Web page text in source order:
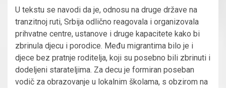
U tekstu se navodi da je, odnosu na druge države na
tranzitnoj ruti, Srbija odlično reagovala i organizovala
prihvatne centre, ustanove i druge kapacitete kako bi
zbrinula djecu i porodice. Među migrantima bilo je i
djece bez pratnje roditelja, koji su posebno bili zbrinuti i
dodeljeni starateljima. Za decu je formiran poseban
vodič za obrazovanje u lokalnim školama, s obzirom na